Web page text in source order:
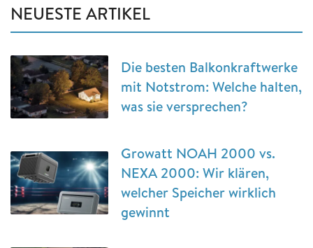
NEUESTE ARTIKEL
Die besten Balkonkraftwerke
mit Notstrom: Welche halten,
was sie versprechen?
Growatt NOAH 2000 vs.
NEXA 2000: Wir klären,
welcher Speicher wirklich
gewinnt